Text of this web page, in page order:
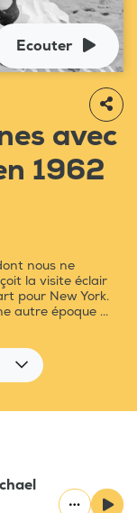
Ecouter
avec
1962
nous ne
la visite éclair
pour New York.
autre époque ...